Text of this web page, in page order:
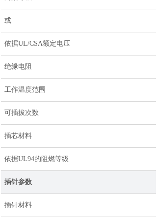
或
依据UL/CSA额定电压
绝缘电阻
工作温度范围
可插拔次数
插芯材料
依据UL94的阻燃等级
插针参数
插针材料